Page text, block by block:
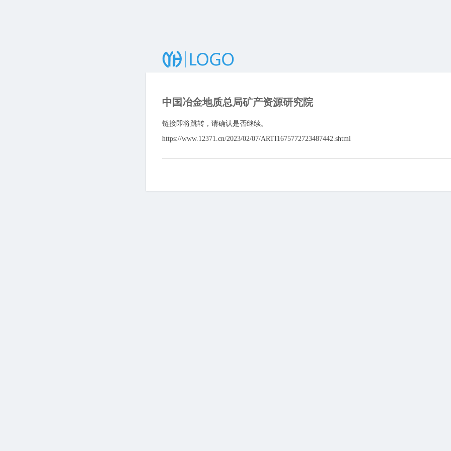
中国冶金地质总局矿产资源研究院
链接即将跳转，请确认是否继续。
https://www.12371.cn/2023/02/07/ARTI1675772723487442.shtml